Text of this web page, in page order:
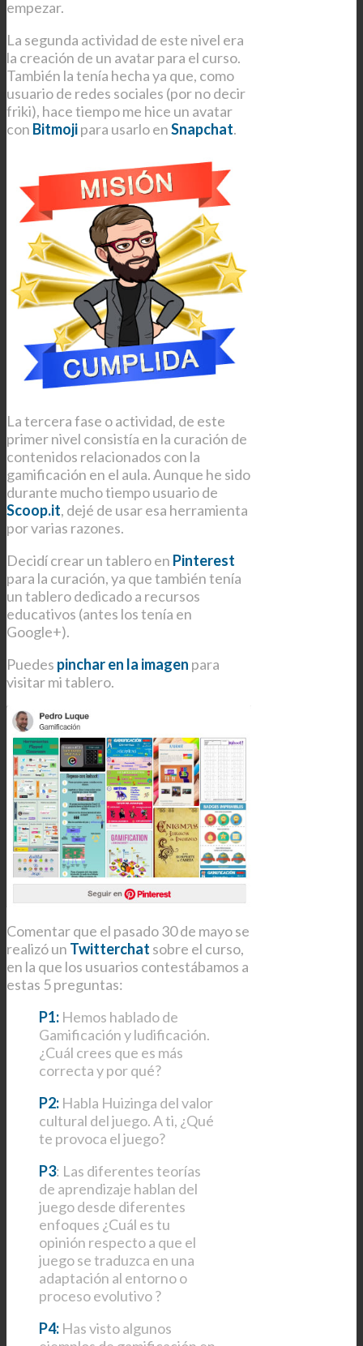
empezar.
La segunda actividad de este nivel era
la creación de un avatar para el curso.
También la tenía hecha ya que, como
usuario de redes sociales (por no decir
friki), hace tiempo me hice un avatar
con Bitmojipara usarlo enSnapchat.
La tercera fase o actividad, de este
primer nivel consistía en la curación de
contenidos relacionados con la
gamificación en el aula. Aunque he sido
durante mucho tiempo usuario de
Scoop.it, dejé de usar esa herramienta
por varias razones.
Decidí crear un tablero en Pinterest
para la curación, ya que también tenía
un tablero dedicado a recursos
educativos (antes los tenía en
Google+).
Puedes pinchar en la imagen para
visitar mi tablero.
Comentar que el pasado 30 de mayo se
realizó un Twitterchat sobre el curso,
en la que los usuarios contestábamos a
estas 5 preguntas:
P1: Hemos hablado de
Gamificación y ludificación.
¿Cuál crees que es más
correcta y por qué?
P2: Habla Huizinga del valor
cultural del juego. A ti, ¿Qué
te provoca el juego?
P3: Las diferentes teorías
de aprendizaje hablan del
juego desde diferentes
enfoques ¿Cuál es tu
opinión respecto a que el
juego se traduzca en una
adaptación al entorno o
proceso evolutivo ?
P4: Has visto algunos